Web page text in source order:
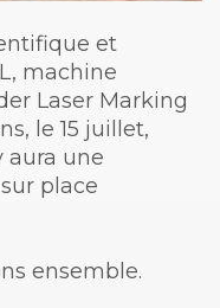
et
machine
Laser Marking
le 15 juillet,
aura une
place
ensemble.